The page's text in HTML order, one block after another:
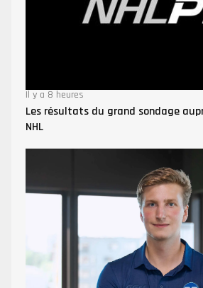
Il y a 8 heures
Les résultats du grand sondage
NHL